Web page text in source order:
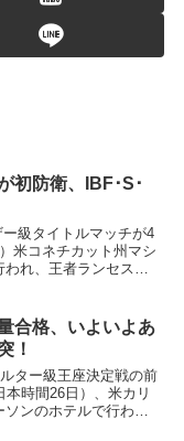
初防衛、IBF･S･
級タイトルマッチが4
米コネチカット州マシ
れ、王者ランセス・
衛に成功した。スコア
合格、いよいよあ
！
ター級王座決定戦の前
本時間26日）、米カリ
ソンのホテルで行わ